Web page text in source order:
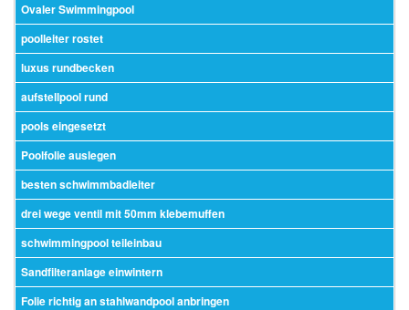
Ovaler Swimmingpool
poolleiter rostet
luxus rundbecken
aufstellpool rund
pools eingesetzt
Poolfolie auslegen
besten schwimmbadleiter
drei wege ventil mit 50mm klebemuffen
schwimmingpool teileinbau
Sandfilteranlage einwintern
Folie richtig an stahlwandpool anbringen